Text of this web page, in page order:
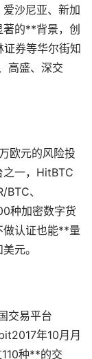
沙尼亚、新加
的**背景，创
券等华尔街知
高盛、深交
欧元的风险投
之一，HitBTC
、
种加密数字货
做认证也能**量
元。
交易平台
年10月月
种**的交